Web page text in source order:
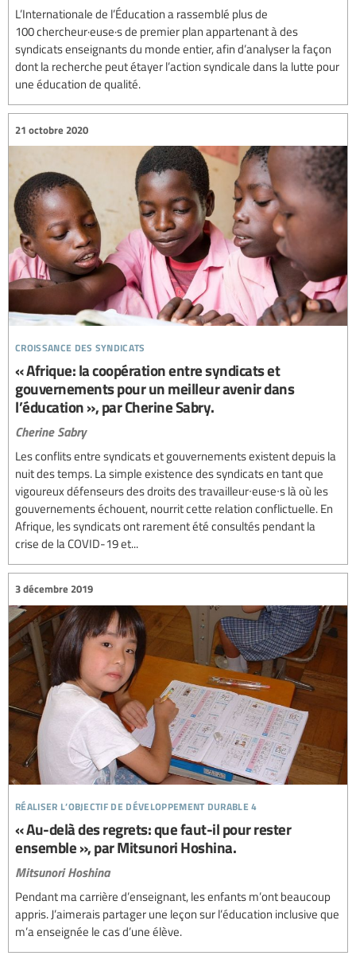
L’Internationale de l’Éducation a rassemblé plus de
100 chercheur·euse·s de premier plan appartenant à des
syndicats enseignants du monde entier, afin d’analyser la façon
dont la recherche peut étayer l’action syndicale dans la lutte pour
une éducation de qualité.
croissance des syndicats
21 octobre 2020
« Afrique: la coopération entre syndicats et
gouvernements pour un meilleur avenir dans
l’éducation », par Cherine Sabry.
Cherine Sabry
Les conflits entre syndicats et gouvernements existent depuis la
nuit des temps. La simple existence des syndicats en tant que
vigoureux défenseurs des droits des travailleur∙euse∙s là où les
gouvernements échouent, nourrit cette relation conflictuelle. En
Afrique, les syndicats ont rarement été consultés pendant la
crise de la COVID-19 et...
réaliser l’objectif de développement durable 4
3 décembre 2019
« Au-delà des regrets: que faut-il pour rester
ensemble », par Mitsunori Hoshina.
Mitsunori Hoshina
Pendant ma carrière d’enseignant, les enfants m’ont beaucoup
appris. J’aimerais partager une leçon sur l’éducation inclusive que
m’a enseignée le cas d’une élève.